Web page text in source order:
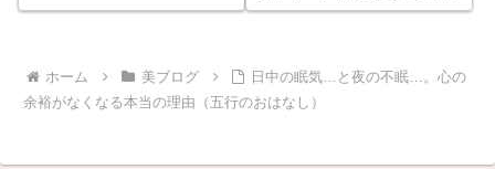
ホーム 美ブログ
日中の眠気…と夜の不眠…。心の
余裕がなくなる本当の理由（五行のおはなし）